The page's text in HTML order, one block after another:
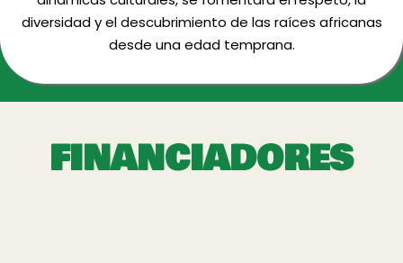
diversidad y el descubrimiento de las raíces africanas
desde una edad temprana.
FINANCIADORES